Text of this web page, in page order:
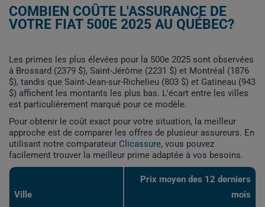
COMBIEN COÛTE L'ASSURANCE DE
VOTRE FIAT 500E 2025 AU QUÉBEC?
Les primes les plus élevées pour la 500e 2025 sont observées
à Brossard (2379 $), Saint-Jérôme (2231 $) et Montréal (1876
$), tandis que Saint-Jean-sur-Richelieu (803 $) et Gatineau (943
$) affichent les montants les plus bas. L'écart entre les villes
est particulièrement marqué pour ce modèle.
Pour obtenir le coût exact pour votre situation, la meilleur
approche est de comparer les offres de plusieur assureurs. En
utilisant notre comparateur Clicassure, vous pouvez
facilement trouver la meilleur prime adaptée à vos besoins.
Ville
Prix ​​moyen des 12 derniers
mois